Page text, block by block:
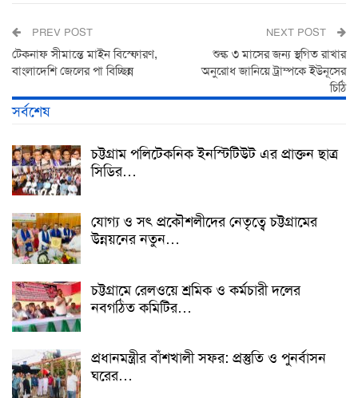
PREV POST
টেকনাফ সীমান্তে মাইন বিস্ফোরণ,
বাংলাদেশি জেলের পা বিচ্ছিন্ন
NEXT POST
শুল্ক ৩ মাসের জন্য স্থগিত রাখার
অনুরোধ জানিয়ে ট্রাম্পকে ইউনূসের
চিঠি
সর্বশেষ
চট্টগ্রাম পলিটেকনিক ইনস্টিটিউট এর প্রাক্তন ছাত্র
সিডির…
যোগ্য ও সৎ প্রকৌশলীদের নেতৃত্বে চট্টগ্রামের
উন্নয়নের নতুন…
চট্টগ্রামে রেলওয়ে শ্রমিক ও কর্মচারী দলের
নবগঠিত কমিটির…
প্রধানমন্ত্রীর বাঁশখালী সফর: প্রস্তুতি ও পুনর্বাসন
ঘরের…